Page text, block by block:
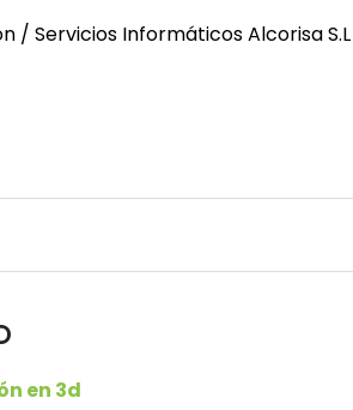
/ Servicios Informáticos Alcorisa S.L
en 3d